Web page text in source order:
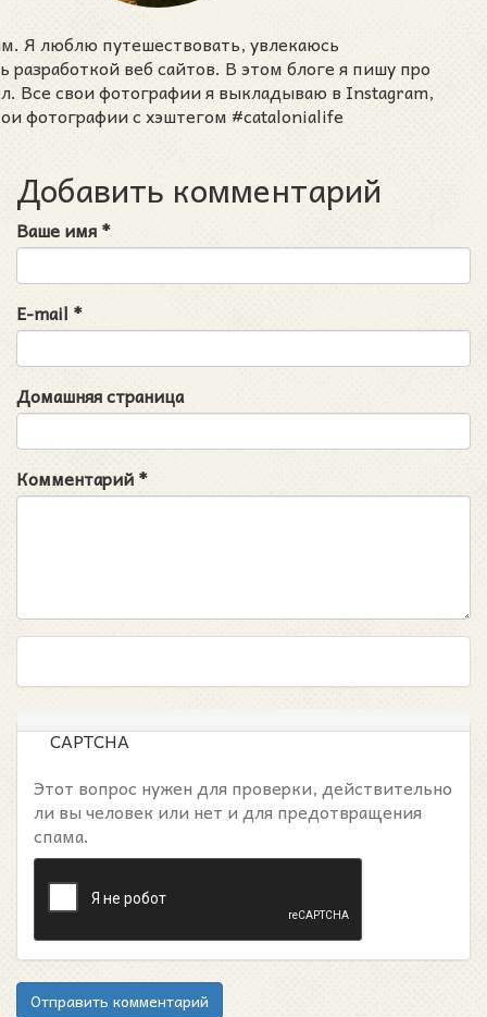
Я люблю путешествовать, увлекаюсь
веб сайтов. В этом блоге я пишу про
Все свои фотографии я выкладываю в Instagram,
фотографии с хэштегом #catalonialife
Добавить комментарий
Ваше имя*
E-mail *
Домашняя страница
Комментарий*
CAPTCHA
Этот вопрос нужен для проверки, действительно
ли вы человек или нет и для предотвращения
спама.
Отправить комментарий